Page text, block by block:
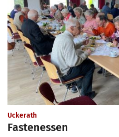
Uckerath:
Fastenessen